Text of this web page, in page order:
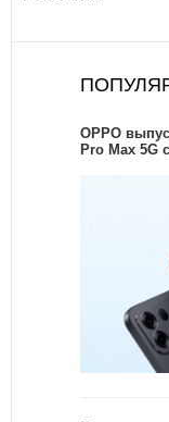
OPPO
Pro Max 5G